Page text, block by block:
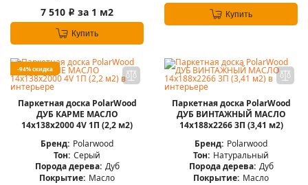
7 510 i за 1 м2
Купить
Купить
-94% скидка
Паркетная доска PolarWood
ДУБ КАРМЕ МАСЛО
14x138x2000 4V 1П (2,2 м2)
Бренд: Polarwood
Тон: Серый
Порода дерева: Дуб
Покрытие: Масло
Паркетная доска PolarWood
ДУБ ВИНТАЖНЫЙ МАСЛО
14x188x2266 3П (3,41 м2)
Бренд: Polarwood
Тон: Натуральный
Порода дерева: Дуб
Покрытие: Масло